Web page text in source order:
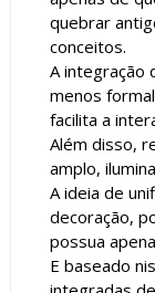
quebrar
conceitos.
A integração
menos
facilita a
Além disso,
amplo,
A ideia de
decoração,
possua
E baseado